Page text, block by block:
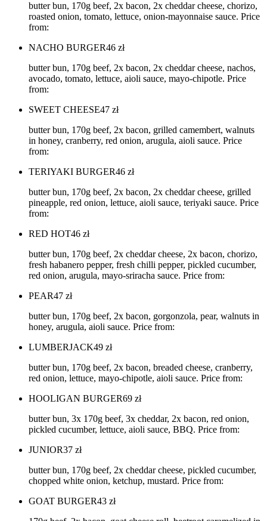
butter bun, 170g beef, 2x bacon, 2x cheddar cheese, chorizo,
roasted onion, tomato, lettuce, onion-mayonnaise sauce. Price
from:
NACHO BURGER46 zł
butter bun, 170g beef, 2x bacon, 2x cheddar cheese, nachos,
avocado, tomato, lettuce, aioli sauce, mayo-chipotle. Price
from:
SWEET CHEESE47 zł
butter bun, 170g beef, 2x bacon, grilled camembert, walnuts
in honey, cranberry, red onion, arugula, aioli sauce. Price
from:
TERIYAKI BURGER46 zł
butter bun, 170g beef, 2x bacon, 2x cheddar cheese, grilled
pineapple, red onion, lettuce, aioli sauce, teriyaki sauce. Price
from:
RED HOT46 zł
butter bun, 170g beef, 2x cheddar cheese, 2x bacon, chorizo,
fresh habanero pepper, fresh chilli pepper, pickled cucumber,
red onion, arugula, mayo-sriracha sauce. Price from:
PEAR47 zł
butter bun, 170g beef, 2x bacon, gorgonzola, pear, walnuts in
honey, arugula, aioli sauce. Price from:
LUMBERJACK49 zł
butter bun, 170g beef, 2x bacon, breaded cheese, cranberry,
red onion, lettuce, mayo-chipotle, aioli sauce. Price from:
HOOLIGAN BURGER69 zł
butter bun, 3x 170g beef, 3x cheddar, 2x bacon, red onion,
pickled cucumber, lettuce, aioli sauce, BBQ. Price from:
JUNIOR37 zł
butter bun, 170g beef, 2x cheddar cheese, pickled cucumber,
chopped white onion, ketchup, mustard. Price from:
GOAT BURGER43 zł